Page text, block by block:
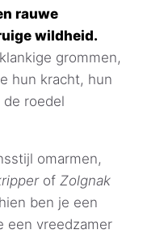
rauwe
wildheid.
grommen,
hun kracht, hun
roedel
omarmen,
of Zolgnak
ben je een
een vreedzamer